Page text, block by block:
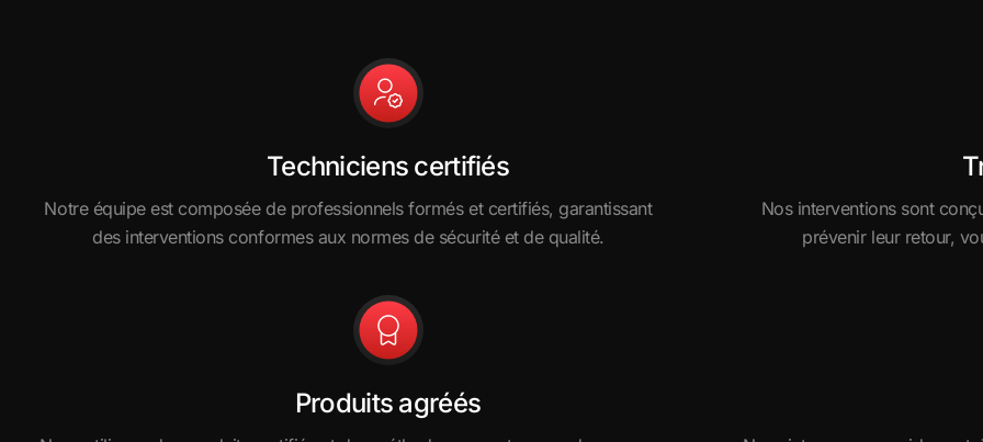
Techniciens certifiés
Notre équipe est composée de professionnels formés et certifiés, garantissant
des interventions conformes aux normes de sécurité et de qualité.
Nos interventions sont
prévenir leur retour,
Produits agréés